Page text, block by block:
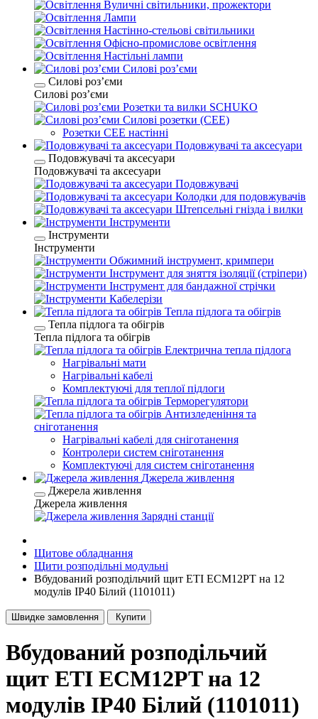
Вуличні світильники, прожектори
Лампи
Настінно-стельові світильники
Офісно-промислове освітлення
Настільні лампи
Силові розʼєми
Силові розʼєми
Силові розʼєми
Розетки та вилки SCHUKO
Силові розетки (CEE)
Розетки CEE настінні
Подовжувачі та аксесуари
Подовжувачі та аксесуари
Подовжувачі та аксесуари
Подовжувачі
Колодки для подовжувачів
Штепсельні гнізда і вилки
Інструменти
Інструменти
Інструменти
Обжимний інструмент, кримпери
Інструмент для зняття ізоляції (стріпери)
Інструмент для бандажної стрічки
Кабелерізи
Тепла підлога та обігрів
Тепла підлога та обігрів
Тепла підлога та обігрів
Електрична тепла підлога
Нагрівальні мати
Нагрівальні кабелі
Комплектуючі для теплої підлоги
Терморегулятори
Антизледеніння та
сніготанення
Нагрівальні кабелі для сніготанення
Контролери систем сніготанення
Комплектуючі для систем сніготанення
Джерела живлення
Джерела живлення
Джерела живлення
Зарядні станції
Щитове обладнання
Щити розподільні модульні
Вбудований розподільчий щит ETI ECM12PT на 12
модулів IP40 Білий (1101011)
Швидке замовлення Купити
Вбудований розподільчий
щит ETI ECM12PT на 12
модулів IP40 Білий (1101011)